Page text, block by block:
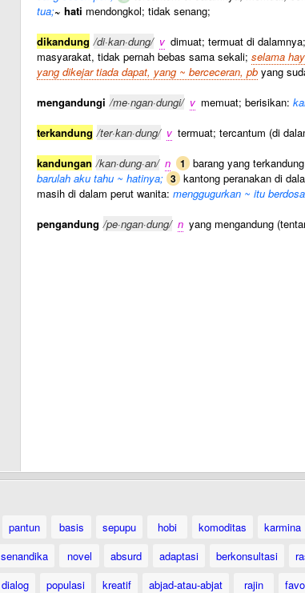
tua;~ hati mendongkol; tidak senang;
dikandung /di·kan·dung/ v dimuat; termuat di dalamnya;
masyarakat, tidak pernah bebas sama sekali; selama
yang dikejar tiada dapat, yang ~ berceceran, pb yang
mengandungi /me·ngan·dungi/ v memuat; berisikan:
terkandung /ter·kan·dung/ v termuat; tercantum (di
kandungan /kan·dung·an/ n 1 barang yang
barulah aku tahu ~ hatinya; 3 kantong peranakan di
masih di dalam perut wanita: menggugurkan ~ itu
pengandung /pe·ngan·dung/ n yang mengandung
pantun basis sepupu hobi komoditas karmina
senandika novel absurd adaptasi berkonsultasi
dialog populasi kreatif abjad-atau-abjat rajin